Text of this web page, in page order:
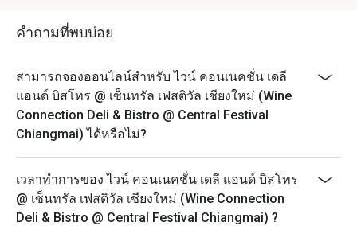
คำถามที่พบบ่อย
สามารถจองออนไลน์สำหรับ ไวน์ คอนเนคชั่น เดลี
แอนด์ บิสโทร @ เซ็นทรัล เฟสติวัล เชียงใหม่ (Wine
Connection Deli & Bistro @ Central Festival
Chiangmai) ได้หรือไม่?
เวลาทำการของ ไวน์ คอนเนคชั่น เดลี แอนด์ บิสโทร
@ เซ็นทรัล เฟสติวัล เชียงใหม่ (Wine Connection
Deli & Bistro @ Central Festival Chiangmai) ?